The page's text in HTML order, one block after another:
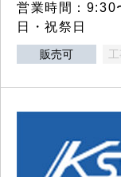
営業時間：9:30
日・祝祭日
販売可